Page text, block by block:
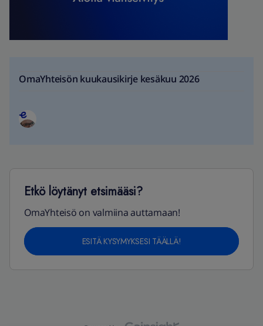
OmaYhteisön kuukausikirje kesäkuu 2026
Etkö löytänyt etsimääsi?
OmaYhteisö on valmiina auttamaan!
ESITÄ KYSYMYKSESI TÄÄLLÄ!